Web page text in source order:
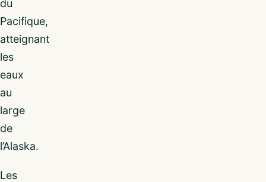
du
Pacifique,
atteignant
les
eaux
au
large
de
l’Alaska.
Les